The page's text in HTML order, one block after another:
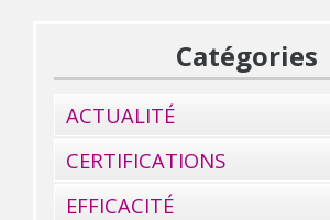
Catégories
ACTUALITÉ
CERTIFICATIONS
EFFICACITÉ